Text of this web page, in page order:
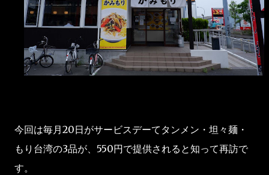
今回は毎月20日がサービスデーてタンメン・坦々麺・
もり台湾の3品が、550円で提供されると知って再訪で
す。